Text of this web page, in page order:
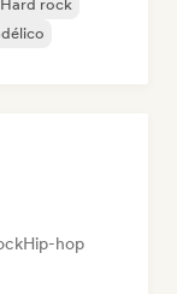
Hard rock
Hip-hop